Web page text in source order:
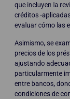
que incluyen la
créditos -
evaluar cómo las
Asimismo, se
precios de los
ajustando
particularmente
entre bancos,
condiciones de